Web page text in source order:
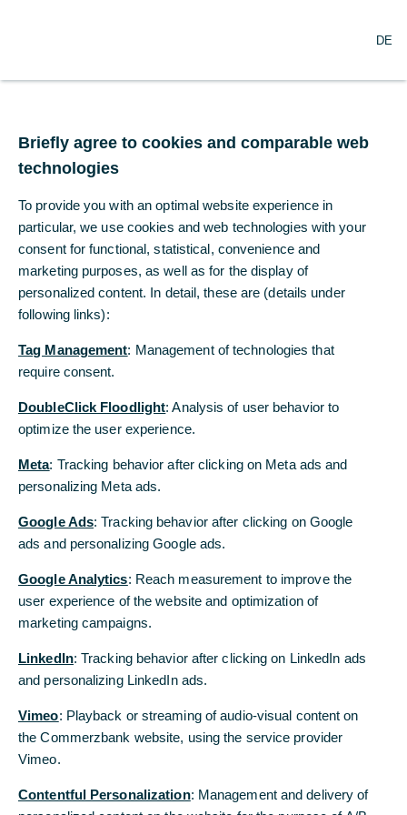
Commerzbank Frankreich
Weltweit an Ihrer Seite
Als eine der führenden deutschen Banken ist die Commerzbank fest
im europäischen Markt verwurzelt. Unsere Aufgabe besteht darin,
unsere Firmenkunden bei der Durchführung ihrer
grenzüberschreitenden Geschäfte und der Optimierung ihrer
Identifizierung und Minderung der Risiken des sich heute in
ständigem Wandel befindlichen Marktes von zentraler Bedeutung
Unser zukunftsorientiertes Produktangebot konzentriert sich auf
Ihres Geschäftssegments. Mit unserem globalen Netzwerk
verbinden wir Sie mit den Märkten weltweit. Unser engagiertes
Team ist bestrebt, langfristige Beziehungen zu entwickeln, die auf
und der langfristigen Gewährleistung von Nachhaltigkeit basieren.
Aktuelle Themen
DE
Briefly agree to cookies and comparable web
technologies
To provide you with an optimal website experience in
particular, we use cookies and web technologies with your
consent for functional, statistical, convenience and
marketing purposes, as well as for the display of
personalized content. In detail, these are (details under
following links):
Tag Management: Management of technologies that
require consent.
DoubleClick Floodlight: Analysis of user behavior to
optimize the user experience.
Meta: Tracking behavior after clicking on Meta ads and
personalizing Meta ads.
Google Ads: Tracking behavior after clicking on Google
ads and personalizing Google ads.
Google Analytics: Reach measurement to improve the
user experience of the website and optimization of
marketing campaigns.
LinkedIn: Tracking behavior after clicking on LinkedIn ads
and personalizing LinkedIn ads.
Vimeo: Playback or streaming of audio-visual content on
the Commerzbank website, using the service provider
Vimeo.
Contentful Personalization: Management and delivery of
DE
Briefly agree to cookies and comparable web
technologies
To provide you with an optimal website experience in
particular, we use cookies and web technologies with your
consent for functional, statistical, convenience and
marketing purposes, as well as for the display of
personalized content. In detail, these are (details under
following links):
Tag Management: Management of technologies that
require consent.
DoubleClick Floodlight: Analysis of user behavior to
optimize the user experience.
Meta: Tracking behavior after clicking on Meta ads and
personalizing Meta ads.
Google Ads: Tracking behavior after clicking on Google
ads and personalizing Google ads.
Google Analytics: Reach measurement to improve the
user experience of the website and optimization of
marketing campaigns.
LinkedIn: Tracking behavior after clicking on LinkedIn ads
and personalizing LinkedIn ads.
Vimeo: Playback or streaming of audio-visual content on
the Commerzbank website, using the service provider
Vimeo.
Contentful Personalization: Management and delivery of